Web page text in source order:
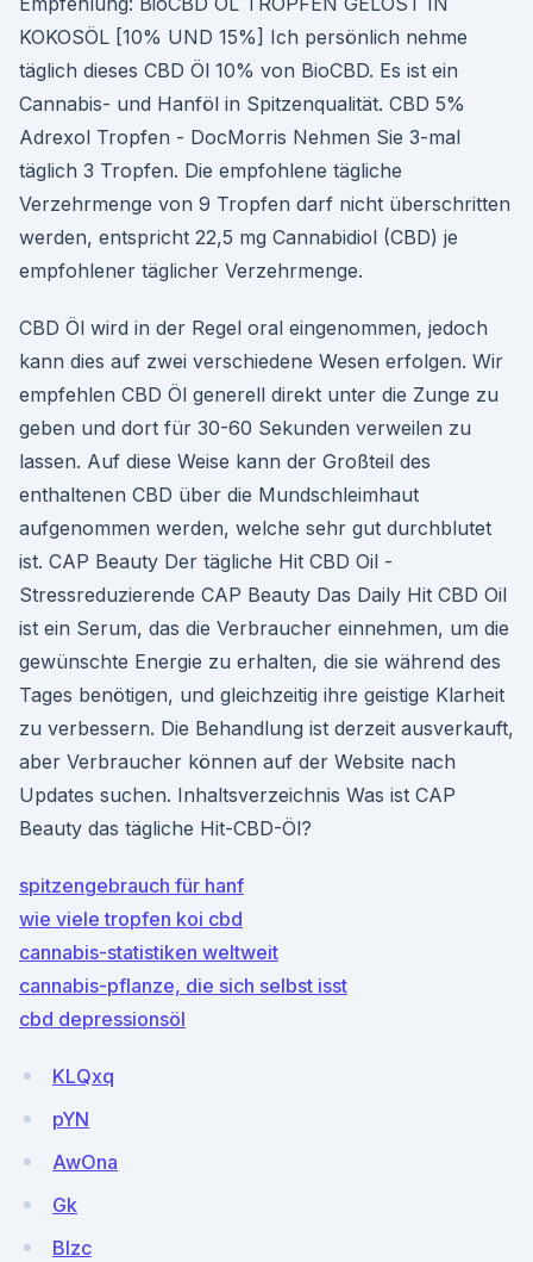
KOKOSÖL [10% UND 15%] Ich persönlich nehme
täglich dieses CBD Öl 10% von BioCBD. Es ist ein
Cannabis- und Hanföl in Spitzenqualität. CBD 5%
Adrexol Tropfen - DocMorris Nehmen Sie 3-mal
täglich 3 Tropfen. Die empfohlene tägliche
Verzehrmenge von 9 Tropfen darf nicht überschritten
werden, entspricht 22,5 mg Cannabidiol (CBD) je
empfohlener täglicher Verzehrmenge.
CBD Öl wird in der Regel oral eingenommen, jedoch
kann dies auf zwei verschiedene Wesen erfolgen. Wir
empfehlen CBD Öl generell direkt unter die Zunge zu
geben und dort für 30-60 Sekunden verweilen zu
lassen. Auf diese Weise kann der Großteil des
enthaltenen CBD über die Mundschleimhaut
aufgenommen werden, welche sehr gut durchblutet
ist. CAP Beauty Der tägliche Hit CBD Oil -
Stressreduzierende CAP Beauty Das Daily Hit CBD Oil
ist ein Serum, das die Verbraucher einnehmen, um die
gewünschte Energie zu erhalten, die sie während des
Tages benötigen, und gleichzeitig ihre geistige Klarheit
zu verbessern. Die Behandlung ist derzeit ausverkauft,
aber Verbraucher können auf der Website nach
Updates suchen. Inhaltsverzeichnis Was ist CAP
Beauty das tägliche Hit-CBD-Öl?
spitzengebrauch für hanf
wie viele tropfen koi cbd
cannabis-statistiken weltweit
cannabis-pflanze, die sich selbst isst
cbd depressionsöl
KLQxq
pYN
AwOna
Gk
BIzc